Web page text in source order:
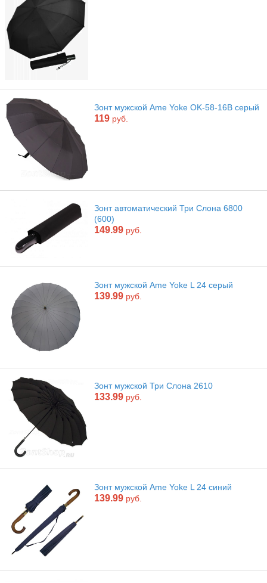
Зонт мужской Ame Yoke OK-58-16B серый
119 руб.
Зонт автоматический Три Слона 6800
(600)
149.99 руб.
Зонт мужской Ame Yoke L 24 серый
139.99 руб.
Зонт мужской Три Слона 2610
133.99 руб.
Зонт мужской Ame Yoke L 24 синий
139.99 руб.